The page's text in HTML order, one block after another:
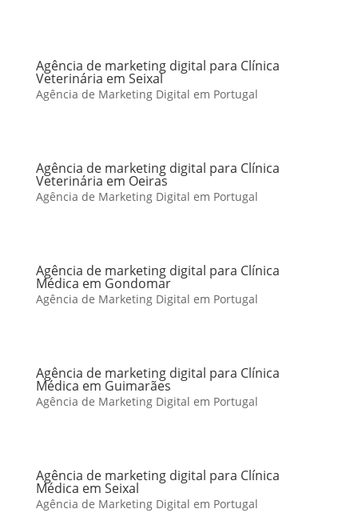
Agência de marketing digital para Clínica
Veterinária em Seixal
Agência de Marketing Digital em Portugal
Agência de marketing digital para Clínica
Veterinária em Oeiras
Agência de Marketing Digital em Portugal
Agência de marketing digital para Clínica
Médica em Gondomar
Agência de Marketing Digital em Portugal
Agência de marketing digital para Clínica
Médica em Guimarães
Agência de Marketing Digital em Portugal
Agência de marketing digital para Clínica
Médica em Seixal
Agência de Marketing Digital em Portugal